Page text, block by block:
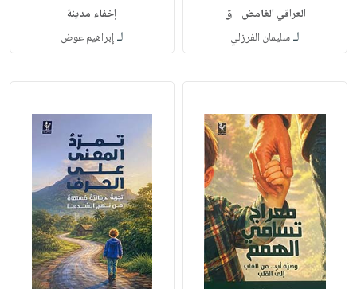
العراقي الغامض - ق
لـسليمان الفرزلي
إخفاء مدينة
لـإبراهيم عوض